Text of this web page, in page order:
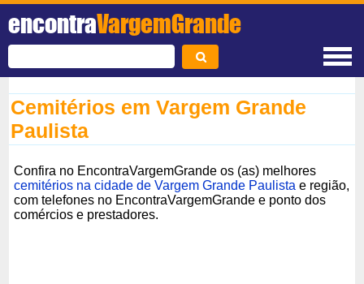
encontraVargemGrande
Cemitérios em Vargem Grande
Paulista
Confira no EncontraVargemGrande os (as) melhores
cemitérios na cidade de Vargem Grande Paulista e região,
com telefones no EncontraVargemGrande e ponto dos
comércios e prestadores.